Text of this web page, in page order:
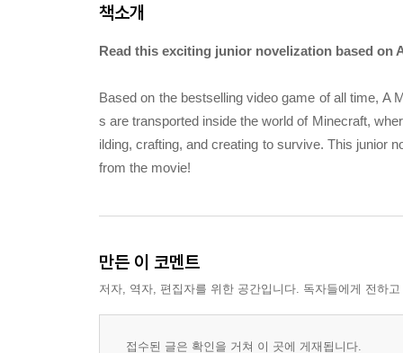
책소개
Read this exciting junior novelization based on
Based on the bestselling video game of all time,
s are transported inside the world of Minecraft,
ilding, crafting, and creating to survive. This junior
from the movie!
만든 이 코멘트
저자, 역자, 편집자를 위한 공간입니다. 독자들에게 전하
접수된 글은 확인을 거쳐 이 곳에 게재됩니다.